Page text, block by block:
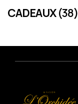
CADEAUX(38)